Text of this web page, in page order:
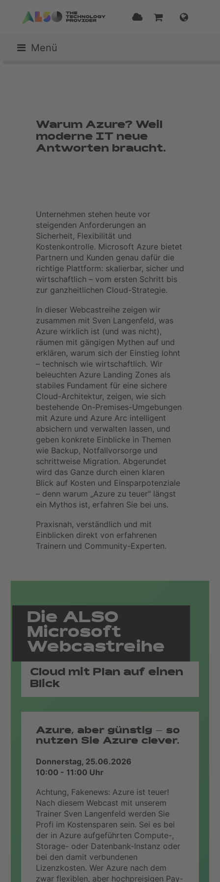
Menü
Warum Azure? Weil
moderne IT neue
Antworten braucht.
Unternehmen stehen heute vor
steigenden Anforderungen an
Sicherheit, Flexibilität und
Kostenkontrolle. Microsoft Azure bietet
Partnern und Kunden genau dafür die
richtige Plattform: skalierbar, sicher und
wirtschaftlich – vom ersten Schritt bis
zur ganzheitlichen Cloud-Strategie.
In dieser Webcastreihe zeigen wir
zusammen mit Sven Langenfeld, was
Azure wirklich ist (und was nicht),
räumen mit gängigen Mythen auf und
erklären, warum sich der Einstieg lohnt
– technisch wie wirtschaftlich. Wir
beleuchten Azure Landing Zones als
stabiles Fundament für eine sichere
Cloud-Architektur, zeigen, wie sich
bestehende On-Premises-Umgebungen
mit Azure und Azure Arc intelligent
absichern und verwalten lassen, und
geben konkrete Einblicke in Themen
wie Backup, Notfallvorsorge und
schrittweise Migration. Abgerundet
wird das Ganze durch einen klaren
Blick auf Kosten und Einsparpotenziale
– denn warum „Azure zu teuer" längst
ein Mythos ist, erfahren Sie bei uns.
Praxisnah, verständlich und mit
Einblicken direkt von erfahrenen
Trainern und Community-Experten.
Die ALSO
Microsoft
Webcastreihe
Cloud mit Plan auf einen
Blick
Azure, aber günstig – so
nutzen Sie Azure clever.
Donnerstag, 25.06.2026
10:00 - 11:00 Uhr
Achtung, Fakenews: Azure ist teuer!
Nach diesem Webcast mit unserem
Trainer Sven Langenfeld werden Sie
Profi im Kostensparen sein. Sei es bei
der in Azure aufgeführten Compute-,
Storage- oder Datenbank-Instanz oder
bei den damit verbundenen
Lizenzkosten. Wer Azure nach dem
zwar flexiblen, aber hochpreisigen Pay-